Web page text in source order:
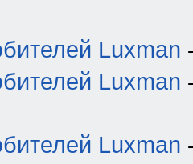
Luxman
Luxman
Luxman